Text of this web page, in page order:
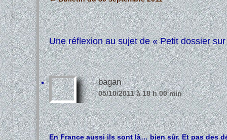
des
articles
Une réflexion au sujet de «Petit dossier
bagan
05/10/2011 à 18 h 00 min
En France aussi ils sont là… bien sûr. Et pas des